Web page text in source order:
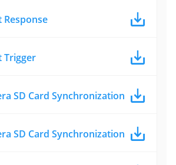
Response
Trigger
SD Card Synchronization
SD Card Synchronization